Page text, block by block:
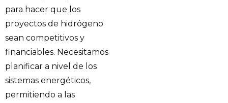
para hacer que los
proyectos de hidrógeno
sean competitivos y
financiables. Necesitamos
planificar a nivel de los
sistemas energéticos,
permitiendo a las